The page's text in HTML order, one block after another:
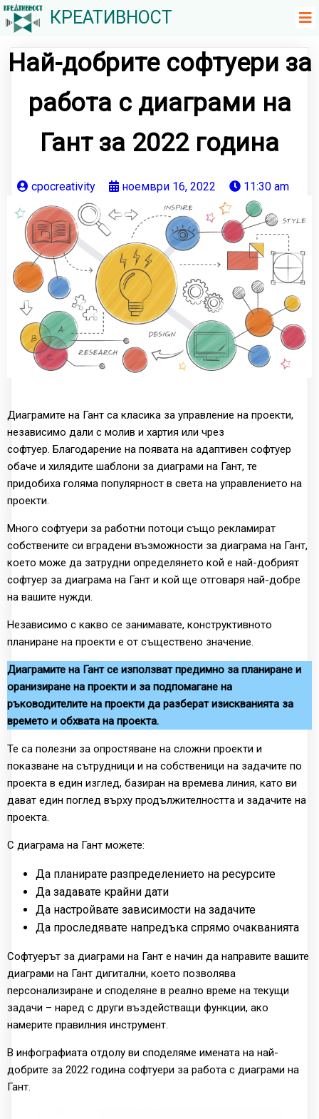
КРЕАТИВНОСТ
Най-добрите софтуери за
работа с диаграми на
Гант за 2022 година
cpocreativity ноември 16, 2022 11:30 am
Диаграмите на Гант са класика за управление на проекти,
независимо дали с молив и хартия или чрез
софтуер. Благодарение на появата на адаптивен софтуер
обаче и хилядите шаблони за диаграми на Гант, те
придобиха голяма популярност в света на управлението на
проекти.
Много софтуери за работни потоци също рекламират
собствените си вградени възможности за диаграма на Гант,
което може да затрудни определянето кой е най-добрият
софтуер за диаграма на Гант и кой ще отговаря най-добре
на вашите нужди.
Независимо с какво се занимавате, конструктивното
планиране на проекти е от съществено значение.
Диаграмите на Гант се използват предимно за планиране и
оранизиране на проекти и за подпомагане на
ръководителите на проекти да разберат изискванията за
времето и обхвата на проекта.
Те са полезни за опростяване на сложни проекти и
показване на сътрудници и на собственици на задачите по
проекта в един изглед, базиран на времева линия, като ви
дават един поглед върху продължителността и задачите на
проекта.
С диаграма на Гант можете:
Да планирате разпределението на ресурсите
Да задавате крайни дати
Да настройвате зависимости на задачите
Да проследявате напредъка спрямо очакванията
Софтуерът за диаграми на Гант е начин да направите вашите
диаграми на Гант дигитални, което позволява
персонализиране и споделяне в реално време на текущи
задачи – наред с други въздействащи функции, ако
намерите правилния инструмент.
В инфографиата отдолу ви споделяме имената на най-
добрите за 2022 година софтуери за работа с диаграми на
Гант.